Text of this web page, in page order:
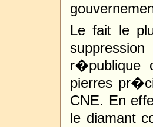
Le fait le
r�publique
pierres
CNE. En
le diamant